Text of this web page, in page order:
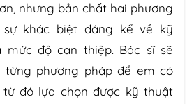
nhưng bản chất hai phương
khác biệt đáng kể về kỹ
mức độ can thiệp. Bác sĩ sẽ
phương pháp để em có
đó lựa chọn được kỹ thuật